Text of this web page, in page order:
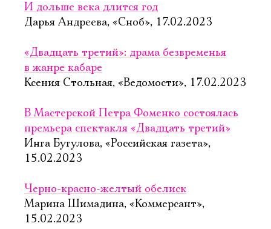
И дольше века длится год
Дарья Андреева, «Сноб», 17.02.2023
«Двадцать третий»: драма безвременья
в жанре кабаре
Ксения Стольная, «Ведомости», 17.02.2023
В Мастерской Петра Фоменко состоялась
премьера спектакля «Двадцать третий»
Инга Бугулова, «Российская газета»,
15.02.2023
Черно-красно-желтый обелиск
Марина Шимадина, «Коммерсант»,
15.02.2023